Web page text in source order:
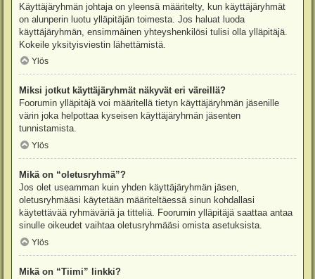
Käyttäjäryhmän johtaja on yleensä määritelty, kun käyttäjäryhmät
on alunperin luotu ylläpitäjän toimesta. Jos haluat luoda
käyttäjäryhmän, ensimmäinen yhteyshenkilösi tulisi olla ylläpitäjä.
Kokeile yksityisviestin lähettämistä.
Ylös
Miksi jotkut käyttäjäryhmät näkyvät eri väreillä?
Foorumin ylläpitäjä voi määritellä tietyn käyttäjäryhmän jäsenille
värin joka helpottaa kyseisen käyttäjäryhmän jäsenten
tunnistamista.
Ylös
Mikä on “oletusryhmä”?
Jos olet useamman kuin yhden käyttäjäryhmän jäsen,
oletusryhmääsi käytetään määriteltäessä sinun kohdallasi
käytettävää ryhmäväriä ja titteliä. Foorumin ylläpitäjä saattaa antaa
sinulle oikeudet vaihtaa oletusryhmääsi omista asetuksista.
Ylös
Mikä on “Tiimi” linkki?